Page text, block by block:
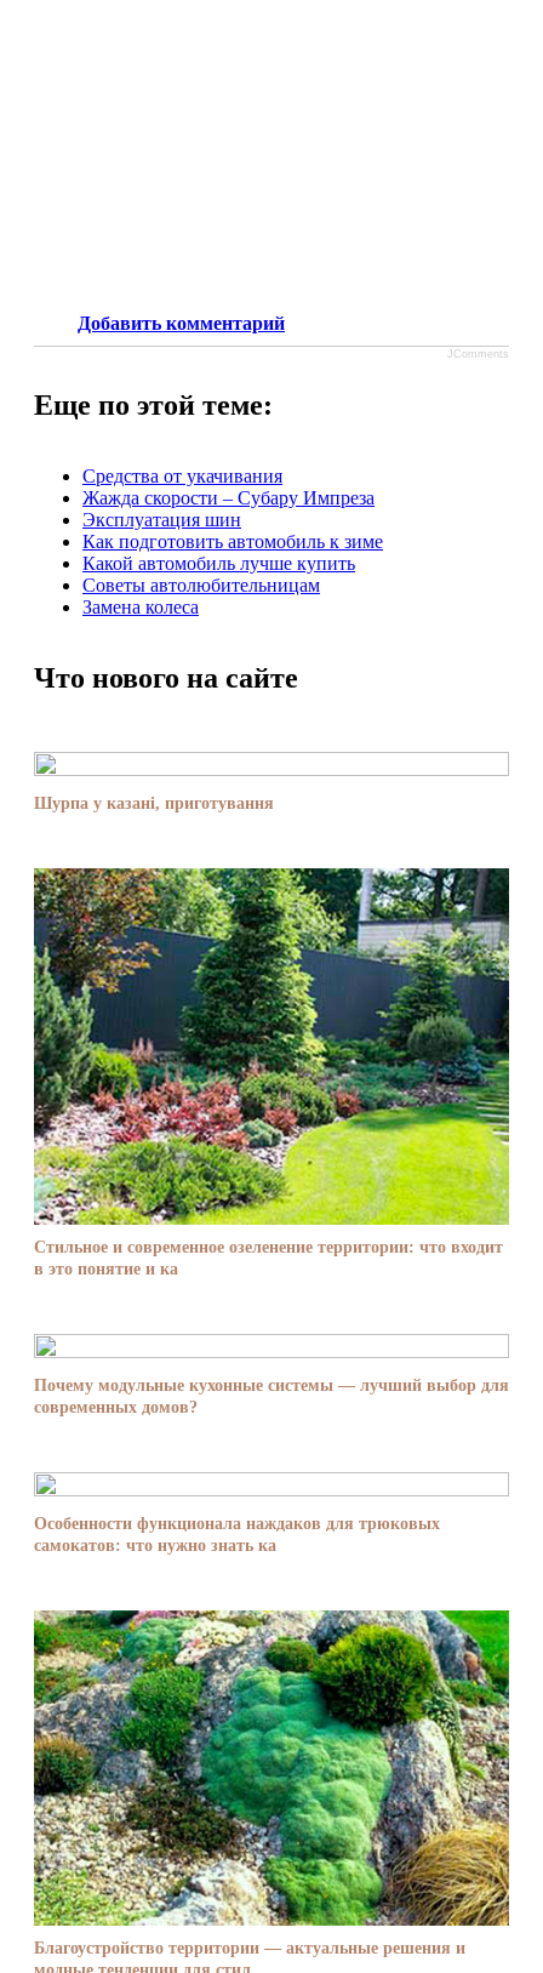
Добавить комментарий
JComments
Еще по этой теме:
Средства от укачивания
Жажда скорости – Субару Импреза
Эксплуатация шин
Как подготовить автомобиль к зиме
Какой автомобиль лучше купить
Советы автолюбительницам
Замена колеса
Что нового на сайте
Шурпа у казані, приготування
Стильное и современное озеленение территории: что входит
в это понятие и ка
Почему модульные кухонные системы — лучший выбор для
современных домов?
Особенности функционала наждаков для трюковых
самокатов: что нужно знать ка
Благоустройство территории — актуальные решения и